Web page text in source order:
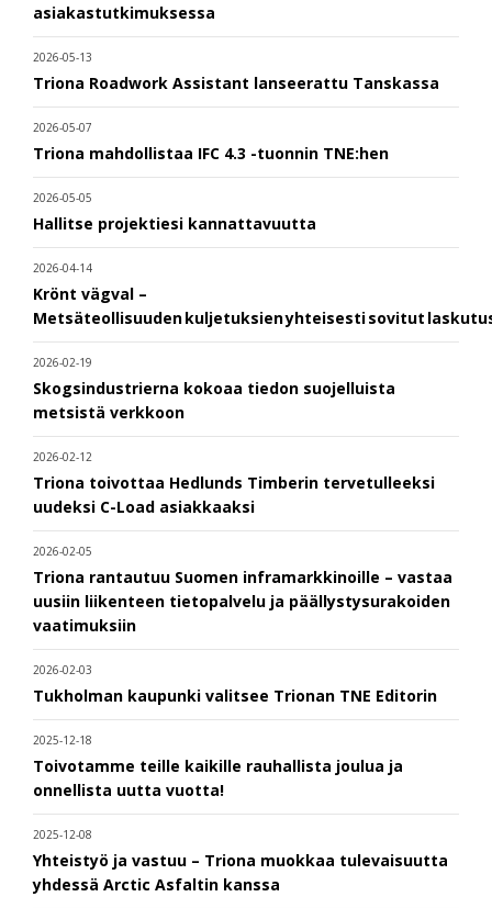
asiakastutkimuksessa
2026-05-13
Triona Roadwork Assistant lanseerattu Tanskassa
2026-05-07
Triona mahdollistaa IFC 4.3 -tuonnin TNE:hen
2026-05-05
Hallitse projektiesi kannattavuutta
2026-04-14
Krönt vägval –
Metsäteollisuuden kuljetuksien yhteisesti sovitut
2026-02-19
Skogsindustrierna kokoaa tiedon suojelluista
metsistä verkkoon
2026-02-12
Triona toivottaa Hedlunds Timberin tervetulleeksi
uudeksi C-Load asiakkaaksi
2026-02-05
Triona rantautuu Suomen inframarkkinoille – vastaa
uusiin liikenteen tietopalvelu ja päällystysurakoiden
vaatimuksiin
2026-02-03
Tukholman kaupunki valitsee Trionan TNE Editorin
2025-12-18
Toivotamme teille kaikille rauhallista joulua ja
onnellista uutta vuotta!
2025-12-08
Yhteistyö ja vastuu – Triona muokkaa tulevaisuutta
yhdessä Arctic Asfaltin kanssa